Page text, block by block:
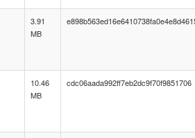
3.91
MB
10.46
MB
cdc06aada992ff7eb2dc9f70f9851706